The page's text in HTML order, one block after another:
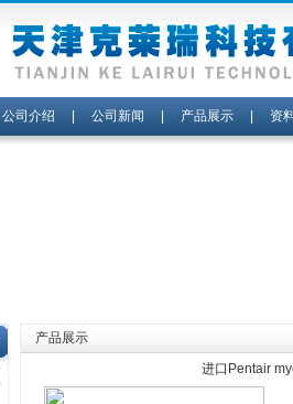
公司介绍 公司新闻 产品展示| 资
产品展示
进口Pentair